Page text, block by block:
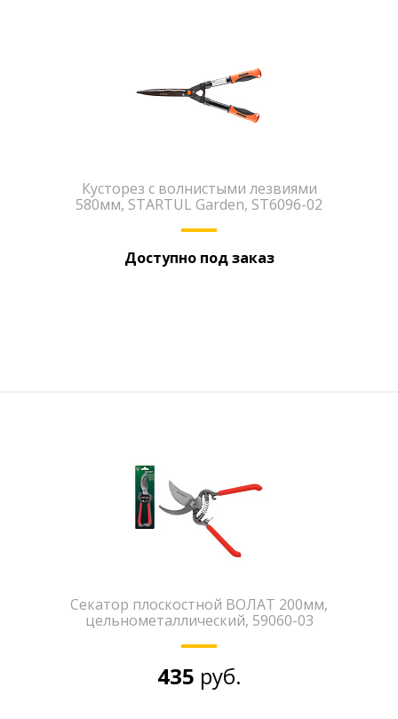
Кусторез с волнистыми лезвиями
580мм, STARTUL Garden, ST6096-02
Доступно под заказ
Секатор плоскостной ВОЛАТ 200мм,
цельнометаллический, 59060-03
435 руб.